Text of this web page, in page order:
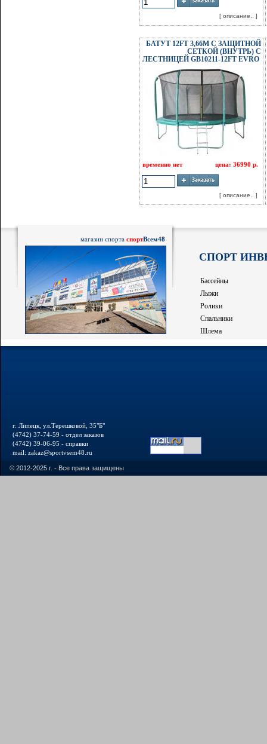
[ описание.. ]
БАТУТ 12FT 3,66М С ЗАЩИТНОЙ
СЕТКОЙ (ВНУТРЬ) С
ЛЕСТНИЦЕЙ GB10211-12FT EVRO
временно нет цена: 36990 р.
[ описание.. ]
магазин спорта спортВсем48
СПОРТ
Бассейны
Лыжи
Ролики
Спальники
Шлема
г. Липецк, ул.Терешковой, 35"Б"
(4742) 37-74-59 - отдел заказов
(4742) 39-06-95 - справки
mail: zakaz@sportvsem48.ru
© 2012-2025 г. - Все права защищены